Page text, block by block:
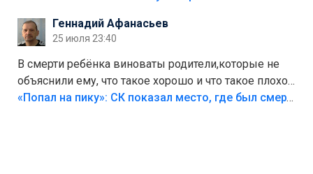
Геннадий Афанасьев
25 июля 23:40
В смерти ребёнка виноваты родители,которые не
объяснили ему, что такое хорошо и что такое плохо!
Лезть через такой забор,верх безумия,есть же
«Попал на пику»: СК показал место, где был смертельно травмирован ребенок в Тольятти